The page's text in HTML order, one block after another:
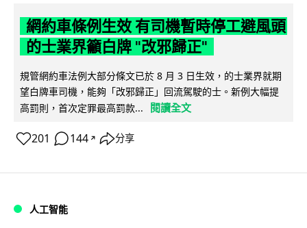
網約車條例生效 有司機暫時停工避風頭
的士業界籲白牌 "改邪歸正"
規管網約車法例大部分條文已於 8 月 3 日生效，的士業界就期
望白牌車司機，能夠「改邪歸正」回流駕駛的士。新例大幅提
高罰則，首次定罪最高罰款...
閱讀全文
201 144 ↗ 分享
人工智能